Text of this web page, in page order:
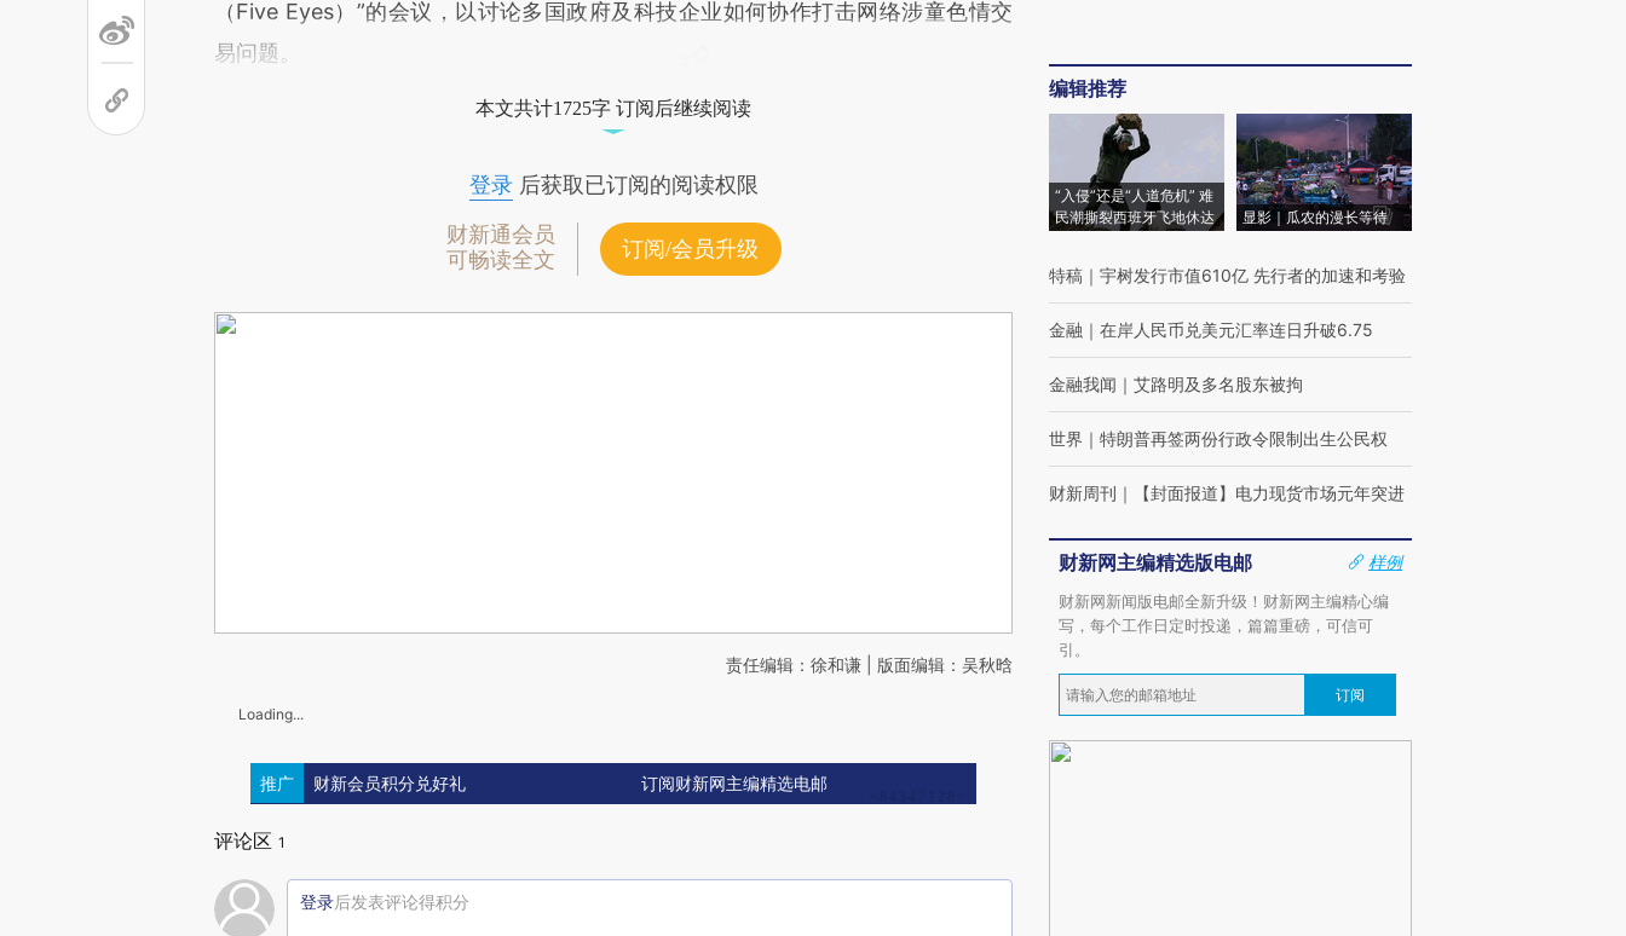
（Five Eyes）”的会议，以讨论多国政府及科技企业如何协作打击网络涉童色情交
易问题。
本文共计1725字 订阅后继续阅读
登录后获取已订阅的阅读权限
财新通会员
可畅读全文
订阅/会员升级
责任编辑：徐和谦 | 版面编辑：吴秋晗
Loading...
推广 财新会员积分兑好礼 订阅财新网主编精选电邮
评论区 1
登录后发表评论得积分
编辑推荐
“入侵”还是“人道危机” 难
民潮撕裂西班牙飞地休达
显影｜瓜农的漫长等待
特稿 ｜ 宇树发行市值610亿 先行者的加速和考验
金融 ｜ 在岸人民币兑美元汇率连日升破6.75
金融我闻 ｜ 艾路明及多名股东被拘
世界 ｜ 特朗普再签两份行政令限制出生公民权
财新周刊 ｜ 【封面报道】电力现货市场元年突进
财新网主编精选版电邮
样例
财新网新闻版电邮全新升级！财新网主编精心编
写，每个工作日定时投递，篇篇重磅，可信可
引。
订阅